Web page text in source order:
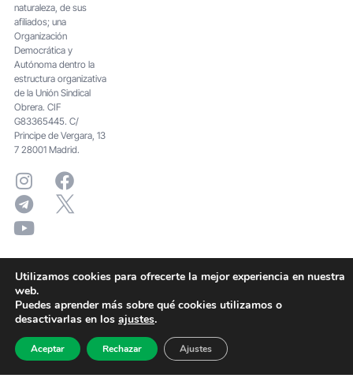
naturaleza, de sus
afiliados; una
Organización
Democrática y
Autónoma dentro la
estructura organizativa
de la Unión Sindical
Obrera. CIF
G83365445. C/
Principe de Vergara, 13
7 28001 Madrid.
Utilizamos cookies para ofrecerte la mejor experiencia en nuestra
web.
Puedes aprender más sobre qué cookies utilizamos o
desactivarlas en los ajustes.
Aceptar Rechazar Ajustes